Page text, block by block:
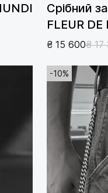
Срібний
FLEUR DE
₴ 15 600₴ 17
-10%